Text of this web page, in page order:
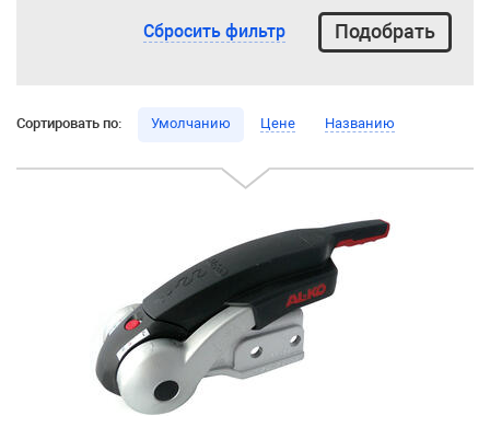
Сбросить фильтр
Сортировать по: Умолчанию Цене Названию